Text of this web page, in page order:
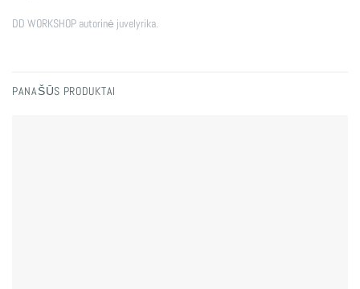
DD WORKSHOP autorinė juvelyrika.
PANAŠŪS PRODUKTAI